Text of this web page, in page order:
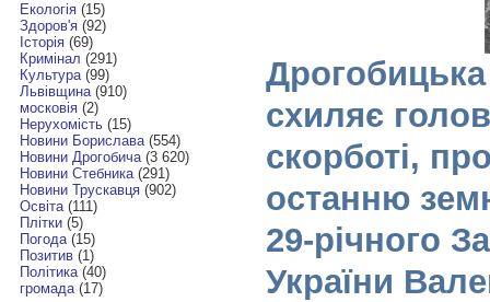
Екологія(15)
Здоров'я(92)
Історія(69)
Кримінал (291)
Культура(99)
Львівщина(910)
московія(2)
Нерухомість(15)
Новини Борислава(554)
Новини Дрогобича(3 620)
Новини Стебника(291)
Новини Трускавця(902)
Освіта(111)
Плітки(5)
Погода(15)
Позитив(1)
Політика(40)
громада(17)
схиляє
скорботі,
останню
29-річного
України